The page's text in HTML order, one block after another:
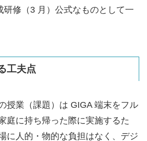
修（3 月）公式なものとして一
工夫点
授業（課題）は GIGA 端末をフル
庭に持ち帰った際に実施するた
に人的・物的な負担はなく、デジ